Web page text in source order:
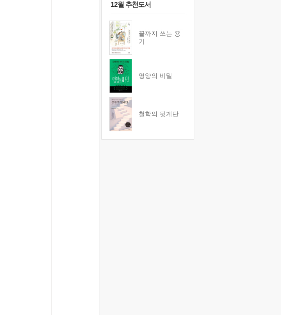
12월 추천도서
끝까지 쓰는 용
기
영양의 비밀
철학의 뒷계단